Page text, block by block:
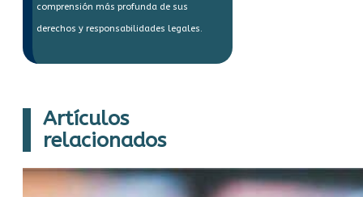
comprensión más profunda de sus
derechos y responsabilidades legales.
Artículos
relacionados